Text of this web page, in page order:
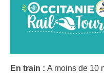
En train : A moins de 10